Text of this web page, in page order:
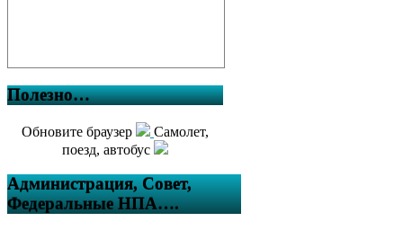
Полезно…
Обновите браузер
Самолет,
поезд, автобус
Администрация, Совет,
Федеральные НПА….